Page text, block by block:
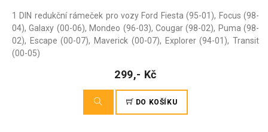
1 DIN redukční rámeček pro vozy Ford Fiesta (95-01), Focus (98-
04), Galaxy (00-06), Mondeo (96-03), Cougar (98-02), Puma (98-
02), Escape (00-07), Maverick (00-07), Explorer (94-01), Transit
(00-05)
299,- Kč
DO KOŠÍKU